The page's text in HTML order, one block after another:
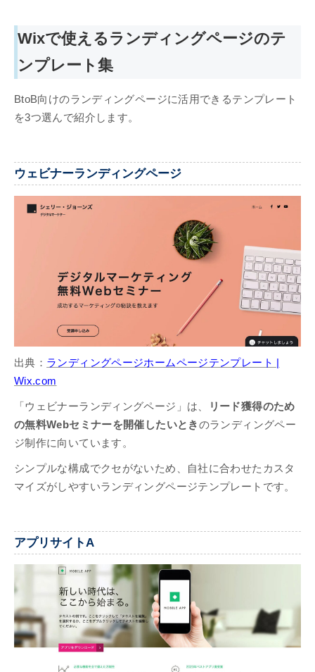
Wixで使えるランディングページのテ
ンプレート集
BtoB向けのランディングページに活用できるテンプレート
を3つ選んで紹介します。
ウェビナーランディングページ
出典： ランディングページホームページテンプレート |
Wix.com
「ウェビナーランディングページ」は、
リード獲得のため
の無料Webセミナーを開催したいときのランディングペー
ジ制作に向いています。
シンプルな構成でクセがないため、自社に合わせたカスタ
マイズがしやすいランディングページテンプレートです。
アプリサイトA